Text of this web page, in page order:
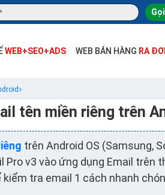
WEB+SEO+ADS WEB BÁN HÀNG RA
tên miền riêng trên
trên Android OS (Samsung,
v3 vào ứng dụng Email trên
tra email 1 cách nhanh